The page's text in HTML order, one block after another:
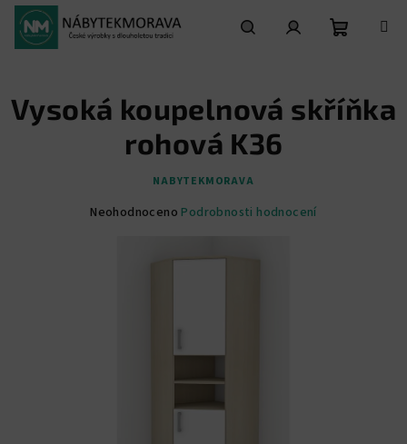
Přejít
obsah
košík
Vysoká koupelnová skříňka
rohová K36
NABYTEKMORAVA
Průměrné
Neohodnoceno Podrobnosti hodnocení